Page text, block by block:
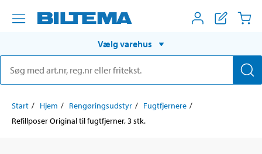
Vælg varehus
Start Hjem Rengøringsudstyr
Fugtfjernere
Refillposer Original til fugtfjerner, 3 stk.